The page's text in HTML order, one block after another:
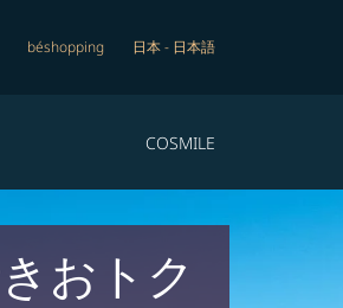
béshopping 日本- 日本語
COSMILE
おトク